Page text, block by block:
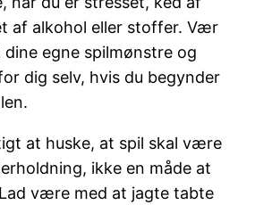
af alkohol eller stoffer. Vær
egne spilmønstre og
dig selv, hvis du begynder
at huske, at spil skal være
ikke en måde at
være med at jagte tabte